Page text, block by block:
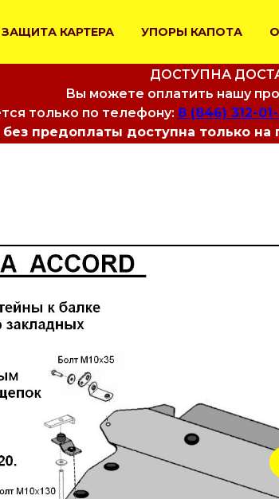
ЗАЩИТА КАРТЕРА УПОРЫ КАПОТА
ДОСТУПНА
Вы можете оплатить нашу
только по телефону: 8 (846) 312-
предоплаты доступна только на